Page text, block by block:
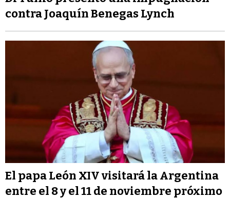
contra Joaquín Benegas Lynch
El papa León XIV visitará la Argentina
entre el 8 y el 11 de noviembre próximo